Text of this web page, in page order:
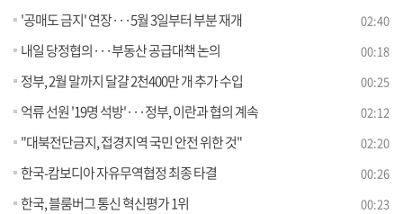
'공매도 금지' 연장···5월 3일부터 부분 재개 02:40
내일 당정협의···부동산 공급대책 논의 00:18
정부, 2월 말까지 달걀 2천400만 개 추가 수입 00:25
억류 선원 '19명 석방'···정부, 이란과 협의 계속 02:12
"대북전단금지, 접경지역 국민 안전 위한 것" 02:20
한국-캄보디아 자유무역협정 최종 타결 00:26
한국, 블룸버그 통신 혁신평가 1위 00:23